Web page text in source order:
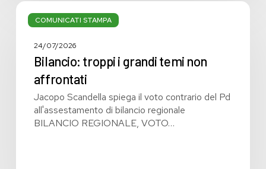
COMUNICATI STAMPA
Bilancio:
troppi
grandi
affrontati
24/07/2026
Bilancio: troppi i grandi temi non
affrontati
Jacopo Scandella spiega il voto contrario del Pd
all'assestamento di bilancio regionale
BILANCIO REGIONALE, VOTO…